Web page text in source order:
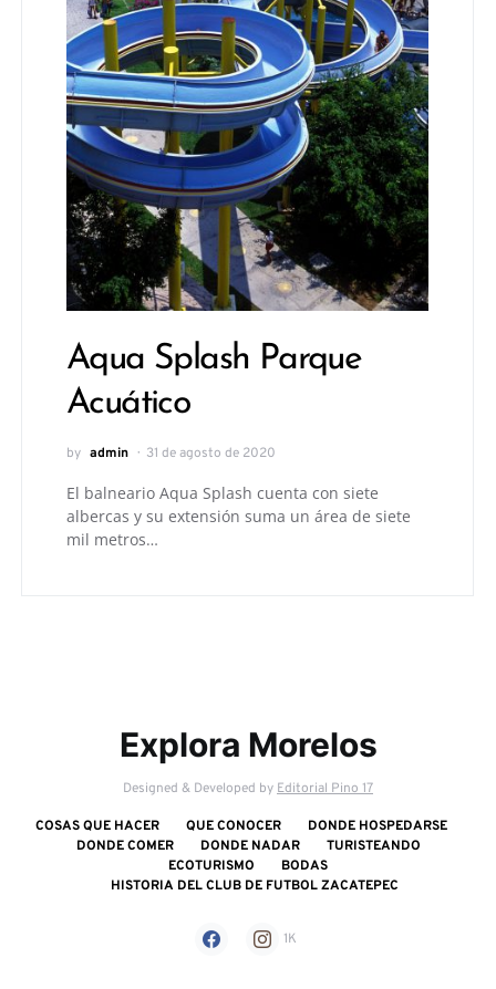
Aqua Splash Parque
Acuático
by admin 31 de agosto de 2020
El balneario Aqua Splash cuenta con siete
albercas y su extensión suma un área de siete
mil metros…
Explora Morelos
Designed & Developed by Editorial Pino 17
1K
COSAS QUE HACER QUE CONOCER
DONDE HOSPEDARSE
DONDE COMER
DONDE NADAR
TURISTEANDO
ECOTURISMO
BODAS
HISTORIA DEL CLUB DE FUTBOL ZACATEPEC